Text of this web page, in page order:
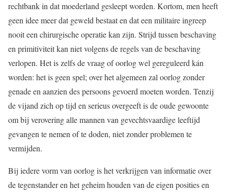
rechtbank in dat moederland gesleept worden. Kortom, men heeft
geen idee meer dat geweld bestaat en dat een militaire ingreep
nooit een chirurgische operatie kan zijn. Strijd tussen beschaving
en primitiviteit kan niet volgens de regels van de beschaving
verlopen. Het is zelfs de vraag of oorlog wel gereguleerd kán
worden: het is geen spel; over het algemeen zal oorlog zonder
genade en aanzien des persoons gevoerd moeten worden. Tenzij
de vijand zich op tijd en serieus overgeeft is de oude gewoonte
om bij verovering alle mannen van gevechtsvaardige leeftijd
gevangen te nemen of te doden, niet zonder problemen te
vermijden.
Bij iedere vorm van oorlog is het verkrijgen van informatie over
de tegenstander en het geheim houden van de eigen posities en